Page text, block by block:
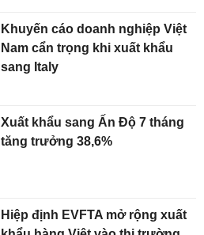
Khuyến cáo doanh nghiệp Việt
Nam cẩn trọng khi xuất khẩu
sang Italy
Xuất khẩu sang Ấn Độ 7 tháng
tăng trưởng 38,6%
Hiệp định EVFTA mở rộng xuất